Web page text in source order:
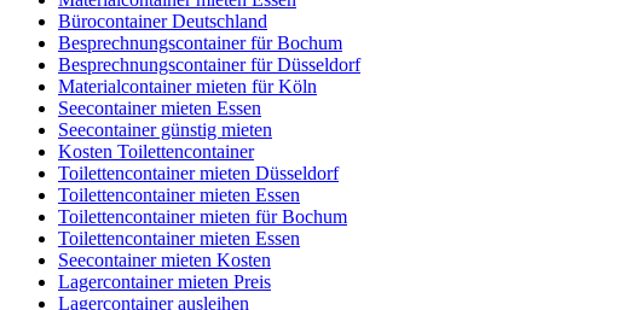
Bürocontainer Deutschland
Besprechnungscontainer für Bochum
Besprechnungscontainer für Düsseldorf
Materialcontainer mieten für Köln
Seecontainer mieten Essen
Seecontainer günstig mieten
Kosten Toilettencontainer
Toilettencontainer mieten Düsseldorf
Toilettencontainer mieten Essen
Toilettencontainer mieten für Bochum
Toilettencontainer mieten Essen
Seecontainer mieten Kosten
Lagercontainer mieten Preis
Lagercontainer ausleihen